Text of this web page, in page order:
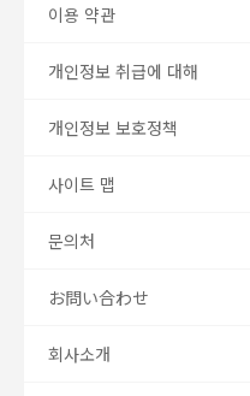
이용 약관
개인정보 취급에 대해
개인정보 보호정책
사이트 맵
문의처
お問い合わせ
회사소개